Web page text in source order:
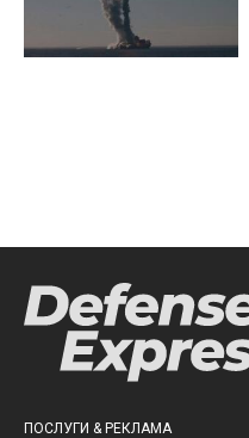
ПОСЛУГИ & РЕКЛАМА